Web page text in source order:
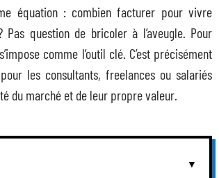
équation : combien facturer pour vivre
question de bricoler à l’aveugle. Pour
comme l’outil clé. C’est précisément
les consultants, freelances ou salariés
du marché et de leur propre valeur.